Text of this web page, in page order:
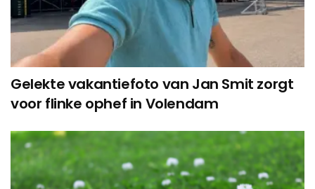
Gelekte vakantiefoto van Jan Smit zorgt
voor flinke ophef in Volendam